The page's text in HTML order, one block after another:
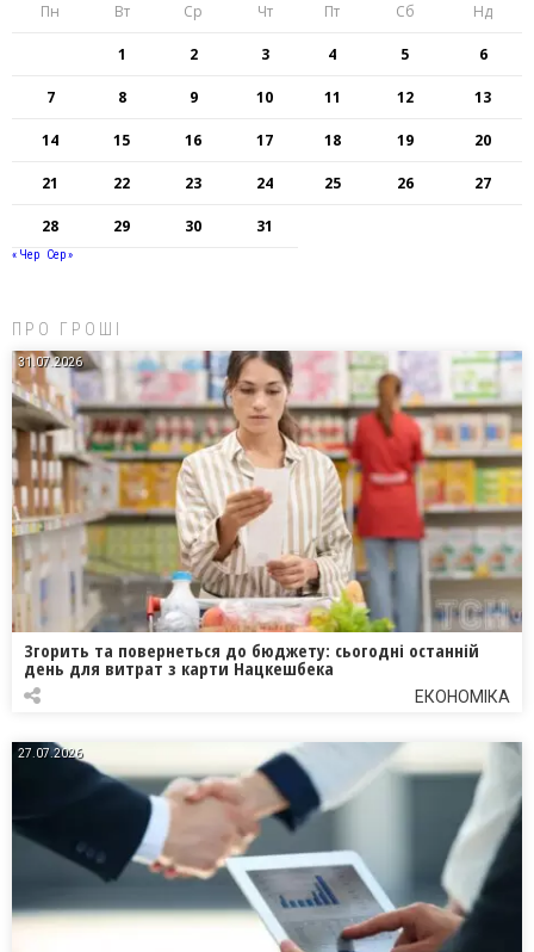
Пн Вт Ср Чт Пт Сб Нд
1 2 3 4 5 6
7 8 9 10 11 12 13
14 15 16 17 18 19 20
21 22 23 24 25 26 27
28 29 30 31
« Чер Сер »
ПРО ГРОШІ
31.07.2026
Згорить та повернеться до бюджету: сьогодні останній
день для витрат з карти Нацкешбека
ЕКОНОМІКА
27.07.2026